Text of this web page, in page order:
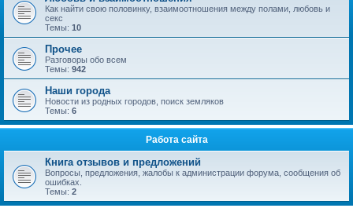
Как найти свою половинку, взаимоотношения между полами, любовь и
секс
Темы: 10
Прочее
Разговоры обо всем
Темы: 942
Наши города
Новости из родных городов, поиск земляков
Темы: 6
Работа сайта
Книга отзывов и предложений
Вопросы, предложения, жалобы к администрации форума, сообщения об
ошибках.
Темы: 2